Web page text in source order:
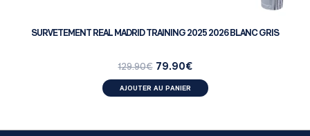
SURVETEMENT REAL MADRID TRAINING 2025 2026 BLANC GRIS
129.90€ 79.90€
AJOUTER AU PANIER